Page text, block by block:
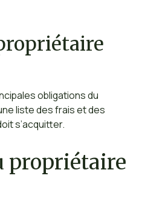
obligations du
liste des frais et des
s’acquitter.
propriétaire